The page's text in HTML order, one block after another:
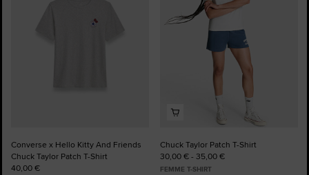
Converse x Hello Kitty And Friends
Chuck Taylor Patch T-Shirt
40,00 €
Chuck Taylor Patch T-Shirt
30,00 € - 35,00 €
FEMME T-SHIRT